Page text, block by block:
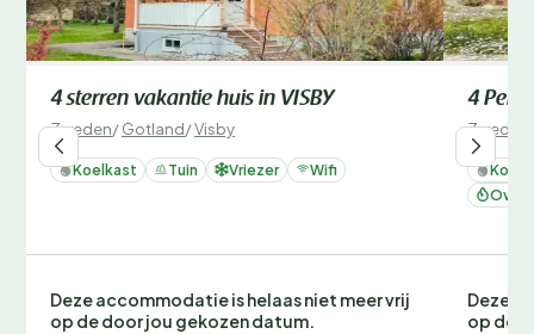
4 sterren vakantie huis in VISBY
Zweden/Gotland/Visby
Koelkast Tuin Vriezer Wifi
Deze accommodatie is helaas niet meer vrij
op de door jou gekozen datum.
4
Zweden
Oven
Deze
op de